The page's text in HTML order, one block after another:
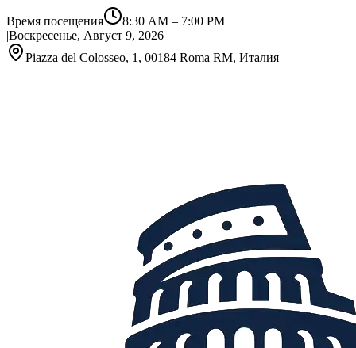
Время посещения 8:30 AM – 7:00 PM
|Воскресенье, Август 9, 2026
Piazza del Colosseo, 1, 00184 Roma RM, Италия